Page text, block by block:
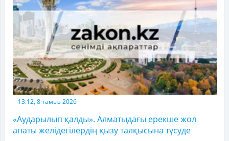
13:12, 8 тамыз 2026
«Аударылып қалды». Алматыдағы ерекше жол
апаты желідегілердің қызу талқысына түсуде